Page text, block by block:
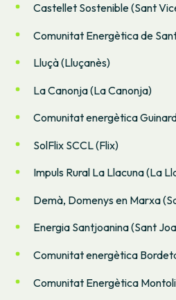
Castellet Sostenible (Sant
Comunitat Energètica de
Lluçà (Lluçanès)
La Canonja (La Canonja)
Comunitat energètica
SolFlix SCCL (Flix)
Impuls Rural La Llacuna (La
Demà, Domenys en Marxa
Energia Santjoanina (Sant
Comunitat energètica
Comunitat Energètica